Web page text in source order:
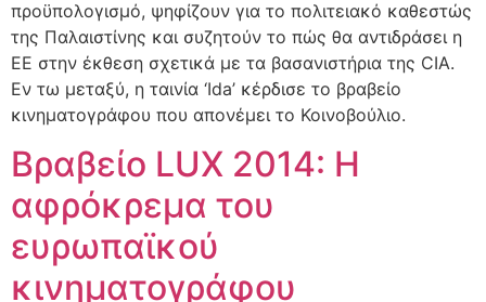
προϋπολογισμό, ψηφίζουν για το πολιτειακό καθεστώς
της Παλαιστίνης και συζητούν το πώς θα αντιδράσει η
ΕΕ στην έκθεση σχετικά με τα βασανιστήρια της CIA.
Εν τω μεταξύ, η ταινία ‘Ida’ κέρδισε το βραβείο
κινηματογράφου που απονέμει το Κοινοβούλιο.
Βραβείο LUX 2014: Η
αφρόκρεμα του
ευρωπαϊκού
κινηματογράφου